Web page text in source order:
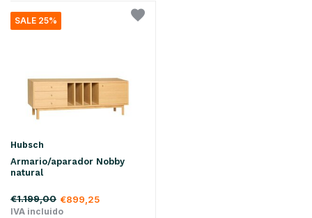
SALE 25%
Hubsch
Armario/aparador Nobby
natural
€1.199,00 €899,25
IVA incluido